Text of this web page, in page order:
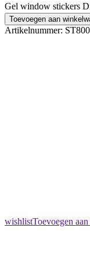
Gel window stickers
Toevoegen aan
Artikelnummer:
wishlistToevoegen